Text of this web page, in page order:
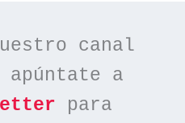
canal
apúntate a
para